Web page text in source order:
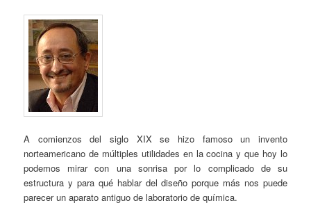
A comienzos del siglo XIX se hizo famoso un invento
norteamericano de múltiples utilidades en la cocina y que hoy lo
podemos mirar con una sonrisa por lo complicado de su
estructura y para qué hablar del diseño porque más nos puede
parecer un aparato antiguo de laboratorio de química.